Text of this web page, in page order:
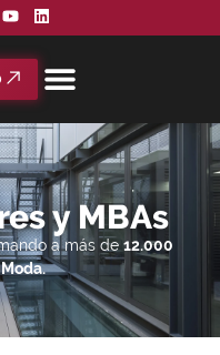
y MBAs
a más de 12.000